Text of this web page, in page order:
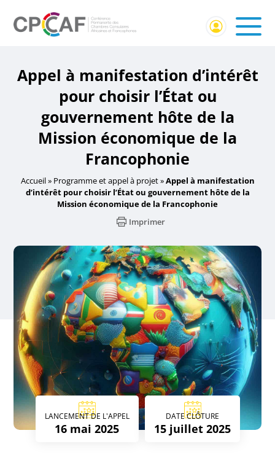
Appel à manifestation d’intérêt
pour choisir l’État ou
gouvernement hôte de la
Mission économique de la
Francophonie
Accueil» Programme et appel à projet»Appel à manifestation
d’intérêt pour choisir l’État ou gouvernement hôte de la
Mission économique de la Francophonie
Imprimer
LANCEMENT DE L'APPEL
16 mai 2025
DATE CLÔTURE
15 juillet 2025